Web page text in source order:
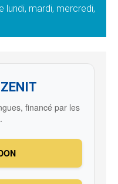
lundi, mardi, mercredi,
financé par les